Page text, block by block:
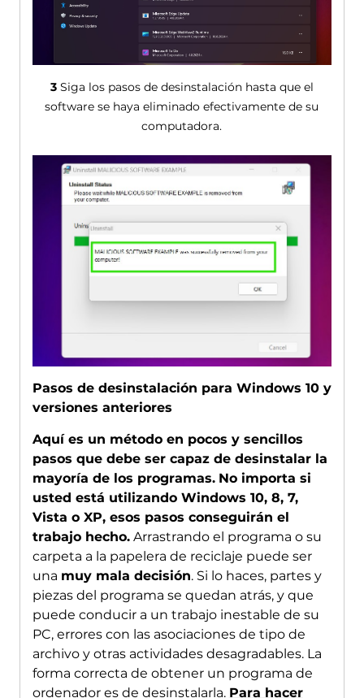
3Siga los pasos de desinstalación hasta que el
software se haya eliminado efectivamente de su
computadora.
Pasos de desinstalación para Windows 10 y
versiones anteriores
Aquí es un método en pocos y sencillos
pasos que debe ser capaz de desinstalar la
mayoría de los programas. No importa si
usted está utilizando Windows 10, 8, 7,
Vista o XP, esos pasos conseguirán el
trabajo hecho.Arrastrando el programa o su
carpeta a la papelera de reciclaje puede ser
una muy mala decisión. Si lo haces, partes y
piezas del programa se quedan atrás, y que
puede conducir a un trabajo inestable de su
PC, errores con las asociaciones de tipo de
archivo y otras actividades desagradables. La
forma correcta de obtener un programa de
ordenador es de desinstalarla. Para hacer